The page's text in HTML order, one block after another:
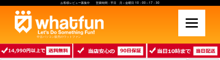
お客様レビュー募集中 営業時間：平日 月～金曜日 10：00～17：30
中古パソコン販売のワットファン